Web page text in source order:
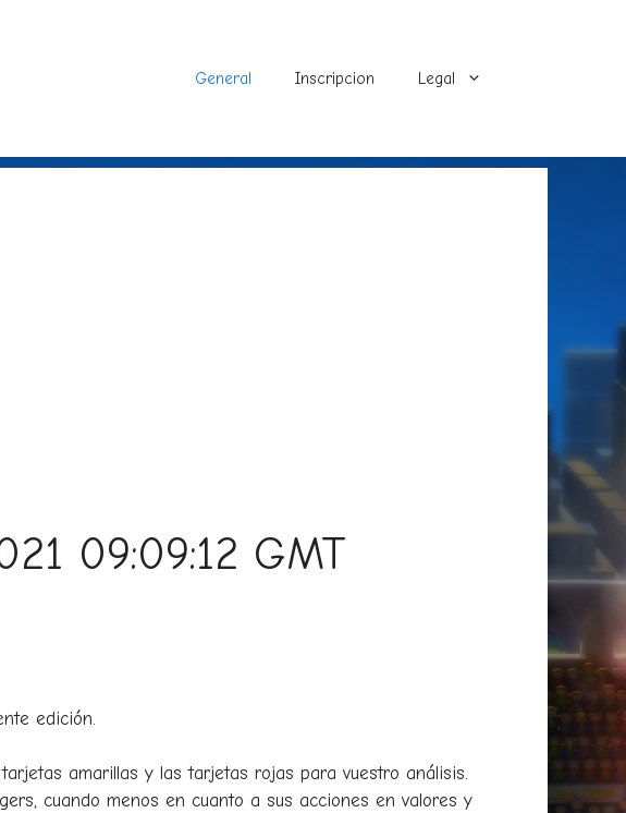
General Inscripcion Legal
09:09:12 GMT
edición.
amarillas y las tarjetas rojas para vuestro análisis.
cuando menos en cuanto a sus acciones en valores y